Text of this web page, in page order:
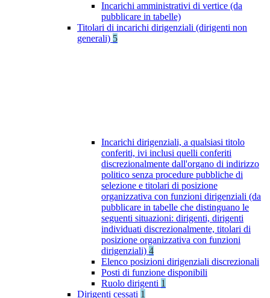
Incarichi amministrativi di vertice (da
pubblicare in tabelle)
Titolari di incarichi dirigenziali (dirigenti non
generali) 5
Incarichi dirigenziali, a qualsiasi titolo
conferiti, ivi inclusi quelli conferiti
discrezionalmente dall'organo di indirizzo
politico senza procedure pubbliche di
selezione e titolari di posizione
organizzativa con funzioni dirigenziali (da
pubblicare in tabelle che distinguano le
seguenti situazioni: dirigenti, dirigenti
individuati discrezionalmente, titolari di
posizione organizzativa con funzioni
dirigenziali) 4
Elenco posizioni dirigenziali discrezionali
Posti di funzione disponibili
Ruolo dirigenti 1
Dirigenti cessati 1